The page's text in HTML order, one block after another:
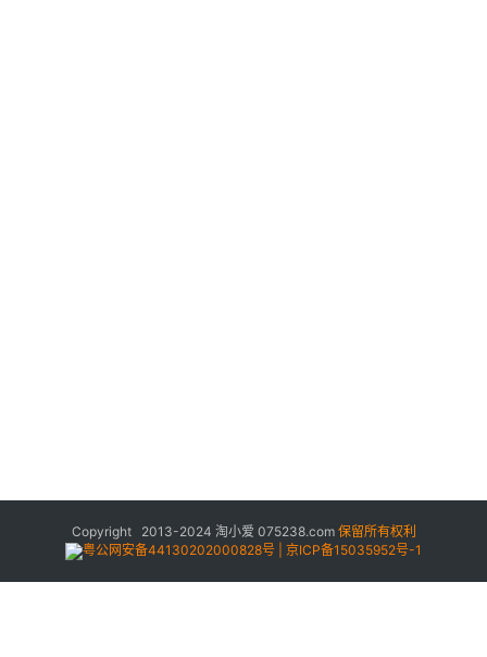
Copyright 2013-2024 淘小爱 075238.com 保留所有权利
粤公网安备44130202000828号 | 京ICP备15035952号-1